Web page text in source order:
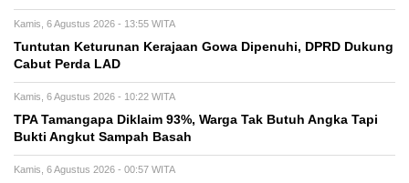
Kamis, 6 Agustus 2026 - 13:55 WITA
Tuntutan Keturunan Kerajaan Gowa Dipenuhi, DPRD Dukung
Cabut Perda LAD
Kamis, 6 Agustus 2026 - 10:22 WITA
TPA Tamangapa Diklaim 93%, Warga Tak Butuh Angka Tapi
Bukti Angkut Sampah Basah
Kamis, 6 Agustus 2026 - 00:57 WITA